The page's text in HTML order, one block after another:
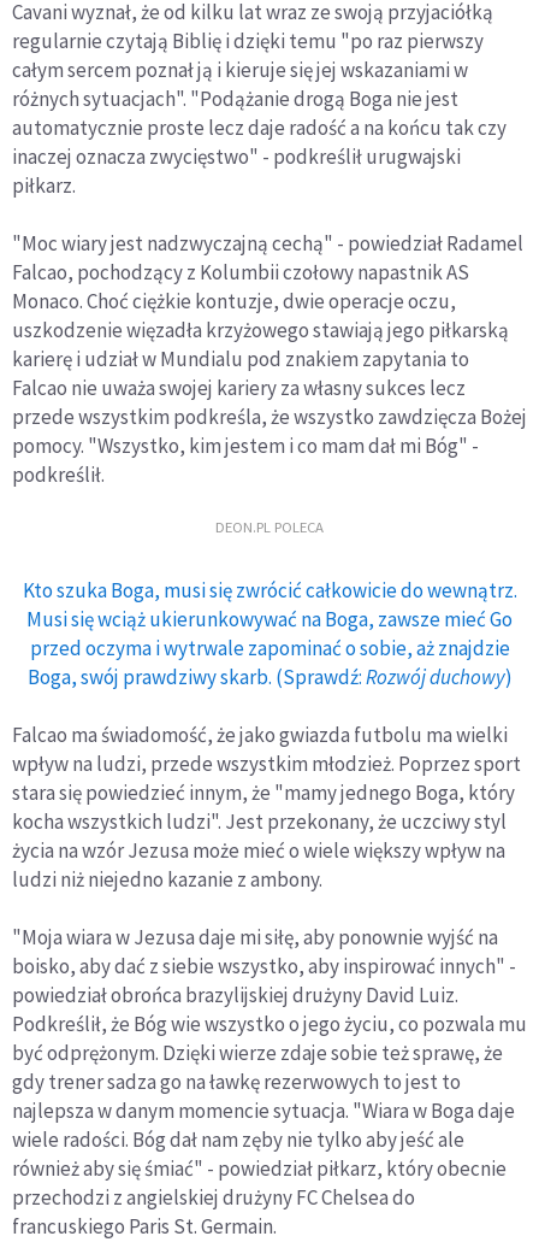
Cavani wyznał, że od kilku lat wraz ze swoją przyjaciółką
regularnie czytają Biblię i dzięki temu "po raz pierwszy
całym sercem poznał ją i kieruje się jej wskazaniami w
różnych sytuacjach". "Podążanie drogą Boga nie jest
automatycznie proste lecz daje radość a na końcu tak czy
inaczej oznacza zwycięstwo" - podkreślił urugwajski
piłkarz.
"Moc wiary jest nadzwyczajną cechą" - powiedział Radamel
Falcao, pochodzący z Kolumbii czołowy napastnik AS
Monaco. Choć ciężkie kontuzje, dwie operacje oczu,
uszkodzenie więzadła krzyżowego stawiają jego piłkarską
karierę i udział w Mundialu pod znakiem zapytania to
Falcao nie uważa swojej kariery za własny sukces lecz
przede wszystkim podkreśla, że wszystko zawdzięcza Bożej
pomocy. "Wszystko, kim jestem i co mam dał mi Bóg" -
podkreślił.
DEON.PL POLECA
Kto szuka Boga, musi się zwrócić całkowicie do wewnątrz.
Musi się wciąż ukierunkowywać na Boga, zawsze mieć Go
przed oczyma i wytrwale zapominać o sobie, aż znajdzie
Boga, swój prawdziwy skarb. (Sprawdź:Rozwój duchowy)
Falcao ma świadomość, że jako gwiazda futbolu ma wielki
wpływ na ludzi, przede wszystkim młodzież. Poprzez sport
stara się powiedzieć innym, że "mamy jednego Boga, który
kocha wszystkich ludzi". Jest przekonany, że uczciwy styl
życia na wzór Jezusa może mieć o wiele większy wpływ na
ludzi niż niejedno kazanie z ambony.
"Moja wiara w Jezusa daje mi siłę, aby ponownie wyjść na
boisko, aby dać z siebie wszystko, aby inspirować innych" -
powiedział obrońca brazylijskiej drużyny David Luiz.
Podkreślił, że Bóg wie wszystko o jego życiu, co pozwala mu
być odprężonym. Dzięki wierze zdaje sobie też sprawę, że
gdy trener sadza go na ławkę rezerwowych to jest to
najlepsza w danym momencie sytuacja. "Wiara w Boga daje
wiele radości. Bóg dał nam zęby nie tylko aby jeść ale
również aby się śmiać" - powiedział piłkarz, który obecnie
przechodzi z angielskiej drużyny FC Chelsea do
francuskiego Paris St. Germain.